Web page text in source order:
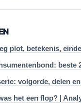
plot, betekenis, einde
beste
volgorde, delen
het een flop? |